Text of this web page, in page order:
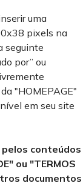
uma
pixels na
seguinte
por” ou
"HOMEPAGE"
em seu site
conteúdos
ou "TERMOS
documentos